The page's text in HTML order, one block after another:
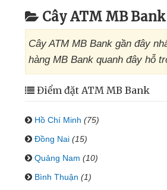
Cây ATM MB Bank
Cây ATM MB Bank gần đây
hàng MB Bank quanh đây hỗ
Điểm đặt ATM MB Bank
Hồ Chí Minh (75)
Đồng Nai (15)
Quảng Nam (10)
Bình Thuận (1)